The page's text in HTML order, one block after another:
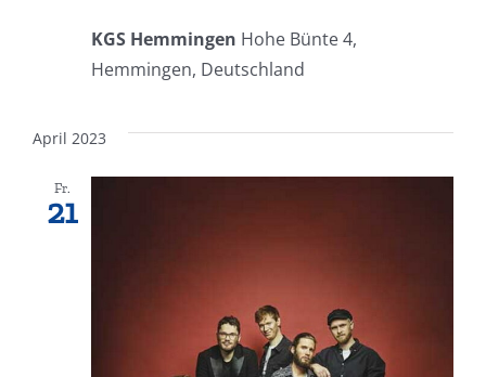
KGS Hemmingen Hohe Bünte 4,
Hemmingen, Deutschland
April 2023
Fr.
21